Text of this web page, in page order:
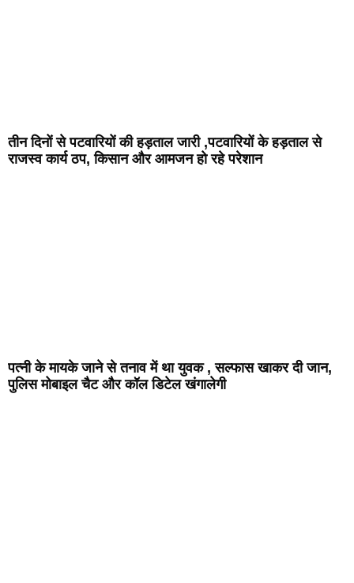
तीन दिनों से पटवारियों की हड़ताल जारी ,पटवारियों के हड़ताल से
राजस्व कार्य ठप, किसान और आमजन हो रहे परेशान
पत्नी के मायके जाने से तनाव में था युवक , सल्फास खाकर दी जान,
पुलिस मोबाइल चैट और कॉल डिटेल खंगालेगी